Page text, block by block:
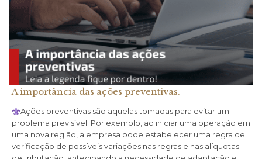
A importância das ações preventivas.
Ações preventivas são aquelas tomadas para evitar um
problema previsível. Por exemplo, ao iniciar uma operação em
uma nova região, a empresa pode estabelecer uma regra de
verificação de possíveis variações nas regras e nas alíquotas